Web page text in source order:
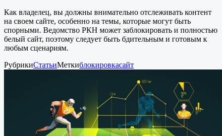
Как владелец, вы должны внимательно отслеживать контент
на своем сайте, особенно на темы, которые могут быть
спорными. Ведомство РКН может заблокировать и полностью
белый сайт, поэтому следует быть бдительным и готовым к
любым сценариям.
РубрикиСтатьиМеткиблокировкасайт